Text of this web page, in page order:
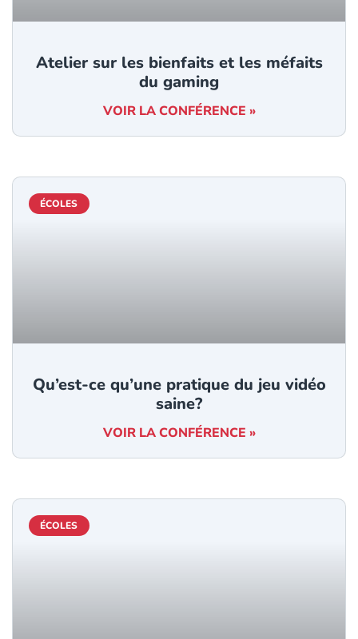
Atelier sur les bienfaits et les méfaits
du gaming
VOIR LA CONFÉRENCE »
ÉCOLES
Qu’est-ce qu’une pratique du jeu vidéo
saine?
VOIR LA CONFÉRENCE »
ÉCOLES